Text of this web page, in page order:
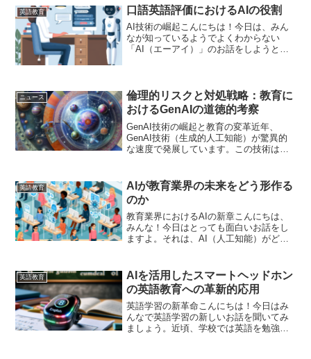
けをする、とっても賢いお友達なんで
す。Kimiって...
英語教育 口語英語評価におけるAIの役割
AI技術の崛起こんにちは！今日は、みん
なが知っているようでよくわからない
「AI（エーアイ）」のお話をしようと思
っと身近なものなん...
ニュース
倫理的リスクと対処戦略：教育に
おけるGenAIの道徳的考察
GenAI技術の崛起と教育の変革近年、
GenAI技術（生成的人工知能）が驚異的
な速度で発展しています。この技術は、
なデータを瞬時に分析し、個々の学習者
に最適な学習プ...
英語教育
AIが教育業界の未来をどう形作る
のか
教育業界におけるAIの新章こんにちは、
みんな！今日はとっても面白いお話をし
ますよ。それは、AI（人工知能）がどの
もしれませんが、心配しないでくださ
い。5歳のお友達にもわ...
英語教育
AIを活用したスマートヘッドホン
の英語教育への革新的応用
英語学習の新革命こんにちは！今日はみ
んなで英語学習の新しいお話を聞いてみ
ましょう。近頃、学校では英語を勉強す